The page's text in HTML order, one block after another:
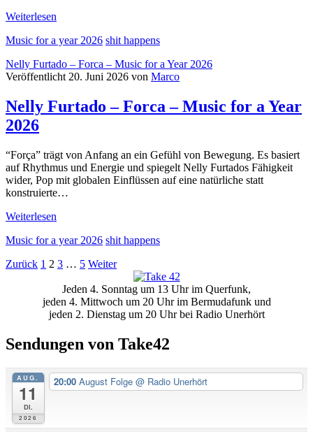
Weiterlesen
Guns
Stripped
–
for
a
Music for a year 2026 shit happens
Nelly Furtado – Forca – Music for a Year 2026
Veröffentlicht 20. Juni 2026 von Marco
Nelly Furtado – Forca – Music for a Year
2026
“Força” trägt von Anfang an ein Gefühl von Bewegung. Es basiert
auf Rhythmus und Energie und spiegelt Nelly Furtados Fähigkeit
wider, Pop mit globalen Einflüssen auf eine natürliche statt
konstruierte…
Weiterlesen
–
–
for
a
Year
Music for a year 2026 shit happens
Seitennummerierung
Beiträge
Zurück 1 2 3 … 5 Weiter
SeitenleisteJeden 4. Sonntag um 13 Uhr im Querfunk,
jeden 4. Mittwoch um 20 Uhr im Bermudafunk und
jeden 2. Dienstag um 20 Uhr bei Radio Unerhört
Sendungen von Take42
AUG.
11
Di.
2026
20:00 August Folge @ Radio Unerhört